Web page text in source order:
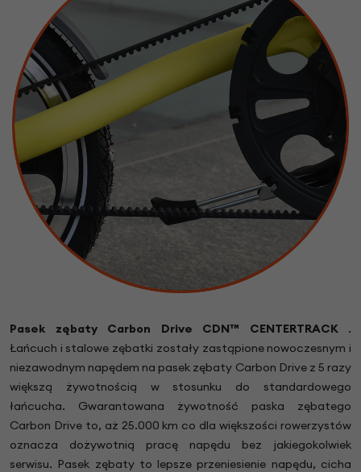
Pasek zębaty Carbon Drive CDN™ CENTERTRACK
.
Łańcuch i stalowe zębatki zostały zastąpione nowoczesnym i
niezawodnym napędem na pasek zębaty Carbon Drive z 5 razy
większą żywotnością w stosunku do standardowego
łańcucha. Gwarantowana żywotność paska zębatego
Carbon Drive to, aż 25.000 km co dla większości rowerzystów
oznacza dożywotnią pracę napędu bez jakiegokolwiek
serwisu. Pasek zębaty to lepsze przeniesienie napędu, cicha